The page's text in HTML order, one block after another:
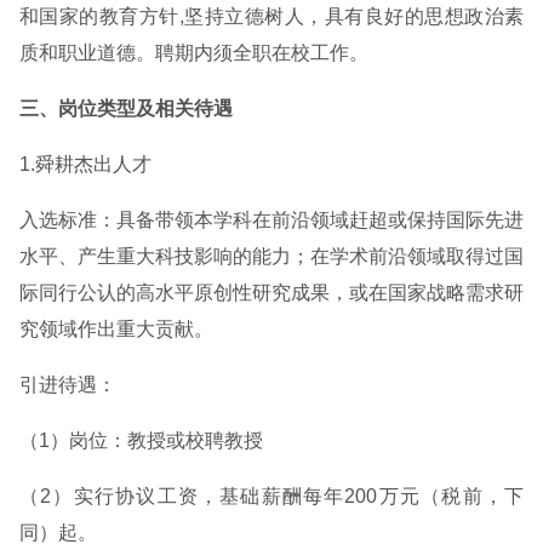
和国家的教育方针,坚持立德树人，具有良好的思想政治素
质和职业道德。聘期内须全职在校工作。
三、岗位类型及相关待遇
1.舜耕杰出人才
入选标准：具备带领本学科在前沿领域赶超或保持国际先进
水平、产生重大科技影响的能力；在学术前沿领域取得过国
际同行公认的高水平原创性研究成果，或在国家战略需求研
究领域作出重大贡献。
引进待遇：
（1）岗位：教授或校聘教授
（2）实行协议工资，基础薪酬每年200万元（税前，下
同）起。